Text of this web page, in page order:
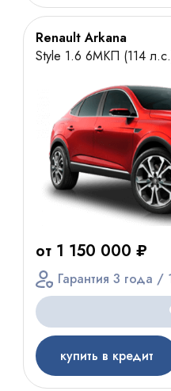
Renault Arkana
Style 1.6 6МКП (114
от 1 150 000 ₽
Гарантия 3 года
купить в кредит